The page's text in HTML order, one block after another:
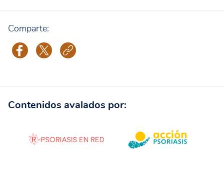
Comparte:
Contenidos avalados por: